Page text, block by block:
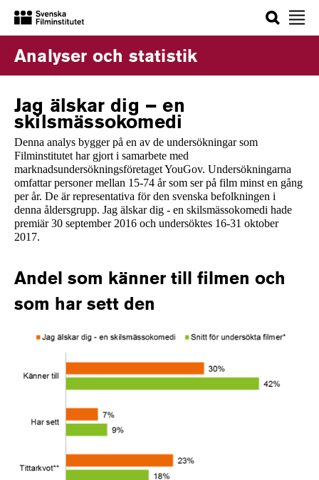
Sök
Analyser och statistik
Jag älskar dig – en
skilsmässokomedi
Denna analys bygger på en av de undersökningar som
Filminstitutet har gjort i samarbete med
marknadsundersökningsföretaget YouGov. Undersökningarna
omfattar personer mellan 15-74 år som ser på film minst en gång
per år. De är representativa för den svenska befolkningen i
denna åldersgrupp. Jag älskar dig - en skilsmässokomedi hade
premiär 30 september 2016 och undersöktes 16-31 oktober
2017.
Andel som känner till filmen och
som har sett den